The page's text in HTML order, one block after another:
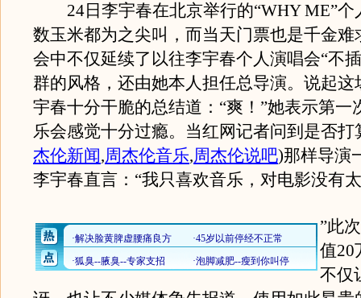
24日李宇春在北京举行的“WHY ME”个
数玉米都为之尖叫，而当天门票也是千金难
会中不仅延续了以往李宇春个人演唱会“不
群的风格，还由她本人担任总导演。说起这
宇春十分干脆的总结道：“爽！”她表示第一
乐会感觉十分过瘾。当红网记者问到是否打
杰伦新闻,周杰伦音乐,周杰伦说吧)那样导演
李宇春直言：“我只喜欢音乐，对电影没有
”此
值20
不仅